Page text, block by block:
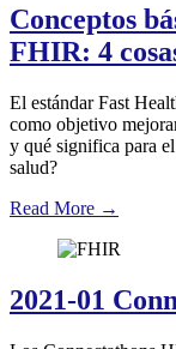
Conceptos
FHIR: 4
El estándar Fast
como objetivo
y qué significa para
salud?
Read More →
2021-01